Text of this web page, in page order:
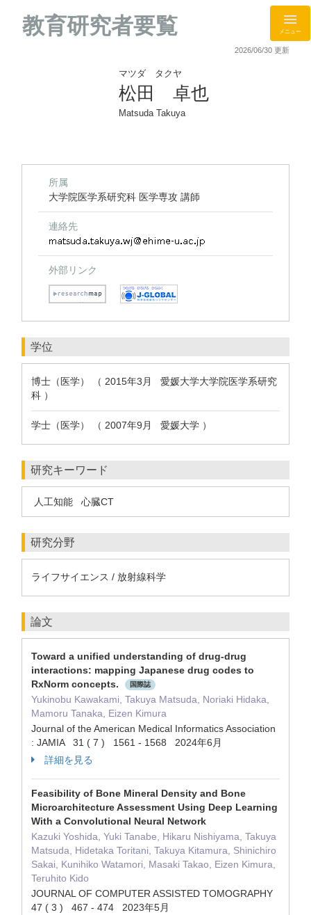
教育研究者要覧 メニュー
2026/06/30 更新
マツダ タクヤ
松田 卓也
Matsuda Takuya
所属
大学院医学系研究科 医学専攻 講師
連絡先
外部リンク
学位
博士（医学） （ 2015年3月 愛媛大学大学院医学系研究
科 ）
学士（医学） （ 2007年9月 愛媛大学 ）
研究キーワード
人工知能 心臓CT
研究分野
ライフサイエンス / 放射線科学
論文
Toward a unified understanding of drug-drug
interactions: mapping Japanese drug codes to
RxNorm concepts.
国際誌
Yukinobu Kawakami, Takuya Matsuda, Noriaki Hidaka,
Mamoru Tanaka, Eizen Kimura
Journal of the American Medical Informatics Association
: JAMIA 31 ( 7 ) 1561 - 1568 2024年6月
詳細を見る
Feasibility of Bone Mineral Density and Bone
Microarchitecture Assessment Using Deep Learning
With a Convolutional Neural Network
Kazuki Yoshida, Yuki Tanabe, Hikaru Nishiyama, Takuya
Matsuda, Hidetaka Toritani, Takuya Kitamura, Shinichiro
Sakai, Kunihiko Watamori, Masaki Takao, Eizen Kimura,
Teruhito Kido
JOURNAL OF COMPUTER ASSISTED TOMOGRAPHY
47 ( 3 ) 467 - 474 2023年5月